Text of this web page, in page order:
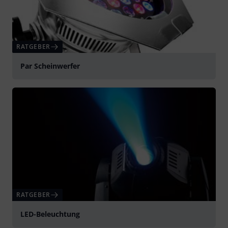
RATGEBER
Par Scheinwerfer
RATGEBER
LED-Beleuchtung